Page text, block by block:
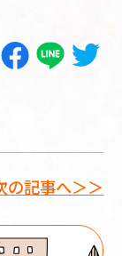
の記事へ＞＞